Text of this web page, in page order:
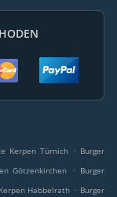
Kerpen Türnich . Burger
Götzenkirchen . Burger
Habbelrath . Burger